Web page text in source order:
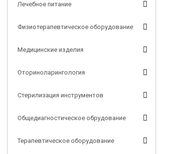
Лечебное питание
Физиотерапевтическое оборудование
Медицинские изделия
Оториноларингология
Стерилизация инструментов
Общедиагностическое обрудование
Терапевтическое оборудование